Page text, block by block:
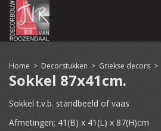
Home > Decorstukken > Griekse decors >
Sokkel 87x41cm.
Sokkel t.v.b. standbeeld of vaas
Afmetingen; 41(B) x 41(L) x 87(H)cm